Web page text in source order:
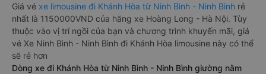
Giá vé xe limousine đi Khánh Hòa từ Ninh Bình - Ninh Bình rẻ
nhất là 1150000VND của hãng xe Hoàng Long - Hà Nội. Tùy
thuộc vào vị trí ngồi của bạn và chương trình khuyến mãi, giá
vé Xe Ninh Bình - Ninh Bình đi Khánh Hòa limousine này có thể
sẽ rẻ hơn
Dòng xe đi Khánh Hòa từ Ninh Bình - Ninh Bình giường nằm